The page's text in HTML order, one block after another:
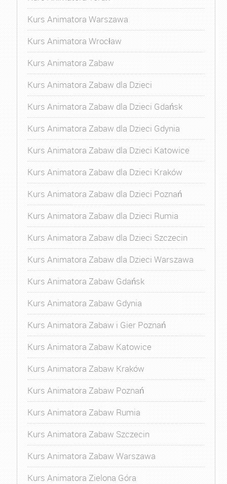
Kurs Animatora Warszawa
Kurs Animatora Wrocław
Kurs Animatora Zabaw
Kurs Animatora Zabaw dla Dzieci
Kurs Animatora Zabaw dla Dzieci Gdańsk
Kurs Animatora Zabaw dla Dzieci Gdynia
Kurs Animatora Zabaw dla Dzieci Katowice
Kurs Animatora Zabaw dla Dzieci Kraków
Kurs Animatora Zabaw dla Dzieci Poznań
Kurs Animatora Zabaw dla Dzieci Rumia
Kurs Animatora Zabaw dla Dzieci Szczecin
Kurs Animatora Zabaw dla Dzieci Warszawa
Kurs Animatora Zabaw Gdańsk
Kurs Animatora Zabaw Gdynia
Kurs Animatora Zabaw i Gier Poznań
Kurs Animatora Zabaw Katowice
Kurs Animatora Zabaw Kraków
Kurs Animatora Zabaw Poznań
Kurs Animatora Zabaw Rumia
Kurs Animatora Zabaw Szczecin
Kurs Animatora Zabaw Warszawa
Kurs Animatora Zielona Góra